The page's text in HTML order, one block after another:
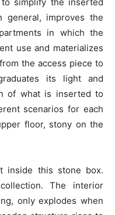
general, improves the
in which the
use and materializes
the access piece to
its light and
of what is inserted to
scenarios for each
floor, stony on the
inside this stone box.
The interior
only explodes when